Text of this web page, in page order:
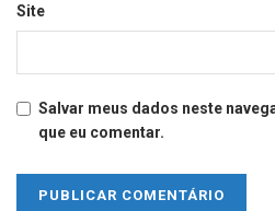
Site
Salvar meus dados neste
que eu comentar.